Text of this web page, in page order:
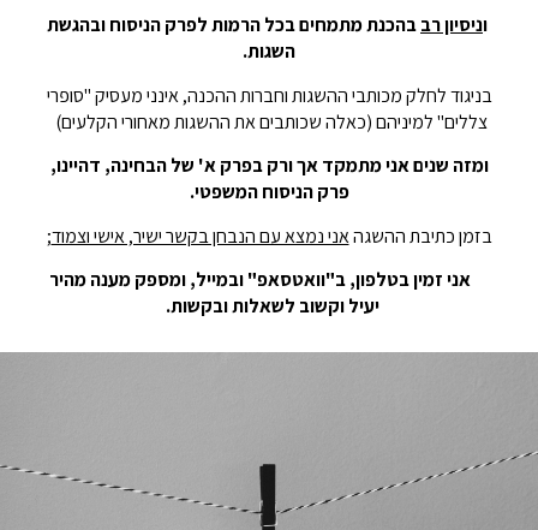
וניסיון רבבהכנת מתמחים בכל הרמות לפרק הניסוח ובהגשת
השגות.
בניגוד לחלק מכותבי ההשגות וחברות ההכנה, אינני מעסיק "סופרי
צללים" למיניהם (כאלה שכותבים את ההשגות מאחורי הקלעים)
ומזה שנים אני מתמקד אך ורק בפרק א' של הבחינה, דהיינו,
פרק הניסוח המשפטי.
בזמן כתיבת ההשגהאני נמצא עם הנבחן בקשר ישיר, אישי וצמוד;
אני זמין בטלפון, ב"וואטסאפ" ובמייל, ומספק מענה מהיר
יעיל וקשוב לשאלות ובקשות.